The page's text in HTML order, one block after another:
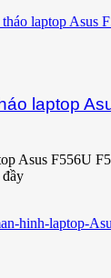
laptop
Asus F556U